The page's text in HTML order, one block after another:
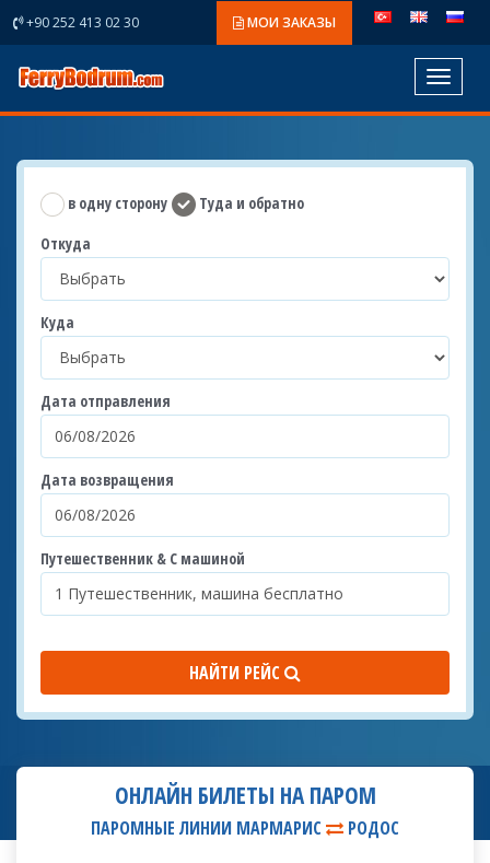
+90 252 413 02 30 МОИ ЗАКАЗЫ
Toggle
в одну сторону
Туда и обратно
Откуда
Куда
Дата отправления
Дата возвращения
Путешественник & С машиной
НАЙТИ РЕЙС
ОНЛАЙН БИЛЕТЫ НА ПАРОМ
ПАРОМНЫЕ ЛИНИИ МАРМАРИС РОДОС